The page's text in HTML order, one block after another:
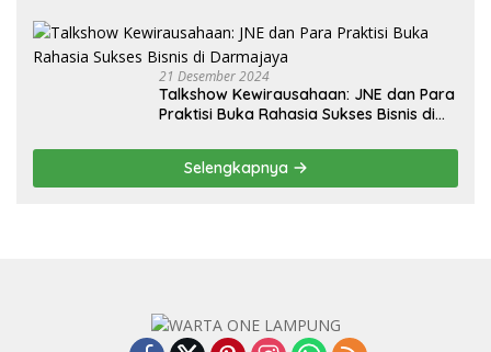
21 Desember 2024
Talkshow Kewirausahaan: JNE dan Para
Praktisi Buka Rahasia Sukses Bisnis di
Selengkapnya